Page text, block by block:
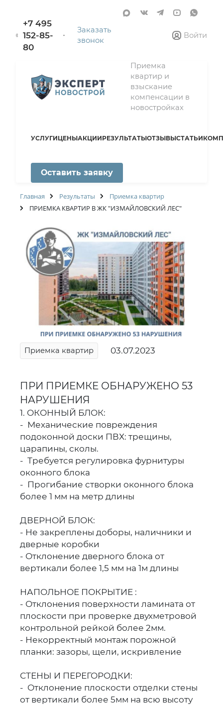
+7 495
152-85-
80
Заказать
звонок
Войти
Приемка
квартир и
взыскание
компенсации в
новостройках
УСЛУГИЦЕНЫАКЦИИРЕЗУЛЬТАТЫОТЗЫВЫСТАТЬИ
Оставить заявку
Главная Результаты
Приемка квартир
ПРИЕМКА КВАРТИР В ЖК "ИЗМАЙЛОВСКИЙ ЛЕС"
Приемка квартир 03.07.2023
ПРИ ПРИЕМКЕ ОБНАРУЖЕНО 53
НАРУШЕНИЯ
1. ОКОННЫЙ БЛОК:
- Механические повреждения
подоконной доски ПВХ: трещины,
царапины, сколы.
- Требуется регулировка фурнитуры
оконного блока
- Прогибание створки оконного блока
более 1 мм на метр длины
ДВЕРНОЙ БЛОК:
- Не закреплены доборы, наличники и
дверные коробки
- Отклонение дверного блока от
вертикали более 1,5 мм на 1м длины
НАПОЛЬНОЕ ПОКРЫТИЕ :
- Отклонения поверхности ламината от
плоскости при проверке двухметровой
контрольной рейкой более 2мм.
- Некорректный монтаж порожной
планки: зазоры, щели, искривление
СТЕНЫ И ПЕРЕГОРОДКИ:
- Отклонение плоскости отделки стены
от вертикали более 5мм на всю высоту